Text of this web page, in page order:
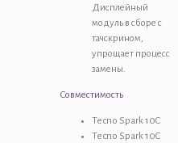
Дисплейный
модуль в сборе с
тачскрином,
упрощает процесс
замены.
Совместимость
Tecno Spark 10C
Tecno Spark 10C